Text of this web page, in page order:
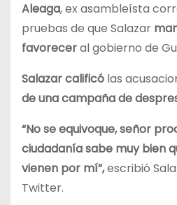
Aleaga, ex asambleísta
pruebas de que Salazar
favoreceral gobierno de
Salazarcalificó las
de una campaña de
“No se equivoque, señor
ciudadanía sabe muy bien
vienen por mí”,escribió
Twitter.